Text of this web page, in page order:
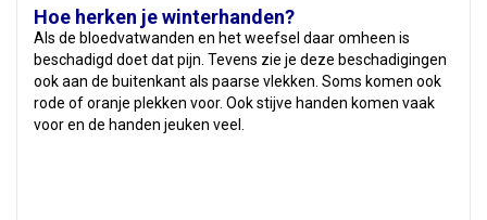
Hoe herken je winterhanden?
Als de bloedvatwanden en het weefsel daar omheen is
beschadigd doet dat pijn. Tevens zie je deze beschadigingen
ook aan de buitenkant als paarse vlekken. Soms komen ook
rode of oranje plekken voor. Ook stijve handen komen vaak
voor en de handen jeuken veel.